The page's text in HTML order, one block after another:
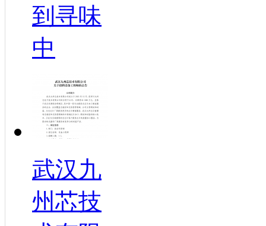
到寻味
中
武汉九
州芯技